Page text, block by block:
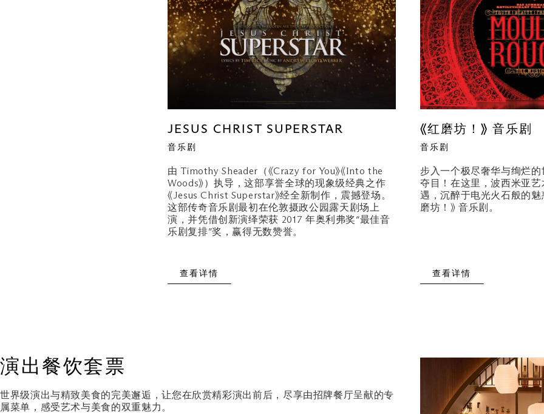
JESUS CHRIST SUPERSTAR
音乐剧
由 Timothy Sheader（《Crazy for You》《Into the
Woods》）执导，这部享誉全球的现象级经典之作
《Jesus Christ Superstar》经全新制作，震撼登场。
这部传奇音乐剧最初在伦敦摄政公园露天剧场上
演，并凭借创新演绎荣获 2017 年奥利弗奖“最佳音
乐剧复排”奖，赢得无数赞誉。
查看详情
《红磨坊！》 音乐剧
音乐剧
步入一个极尽奢华与绚烂
夺目！在这里，波西米亚
遇，沉醉于电光火石般的魅
磨坊！》 音乐剧。
查看详情
演出餐饮套票
世界级演出与精致美食的完美邂逅，让您在欣赏精彩演出前后，尽享由招牌餐厅呈献的专
属菜单，感受艺术与美食的双重魅力。